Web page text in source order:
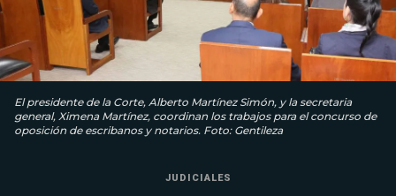
El presidente de la Corte, Alberto Martínez Simón, y la secretaria
general, Ximena Martínez, coordinan los trabajos para el concurso de
oposición de escribanos y notarios. Foto: Gentileza
JUDICIALES